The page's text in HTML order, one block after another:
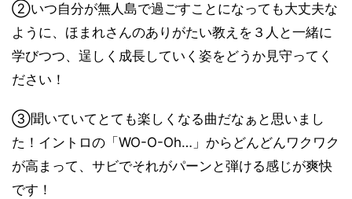
②いつ自分が無人島で過ごすことになっても大丈夫な
ように、ほまれさんのありがたい教えを３人と一緒に
学びつつ、逞しく成長していく姿をどうか見守ってく
ださい！
③聞いていてとても楽しくなる曲だなぁと思いまし
た！イントロの「WO-O-Oh…」からどんどんワクワク
が高まって、サビでそれがパーンと弾ける感じが爽快
です！